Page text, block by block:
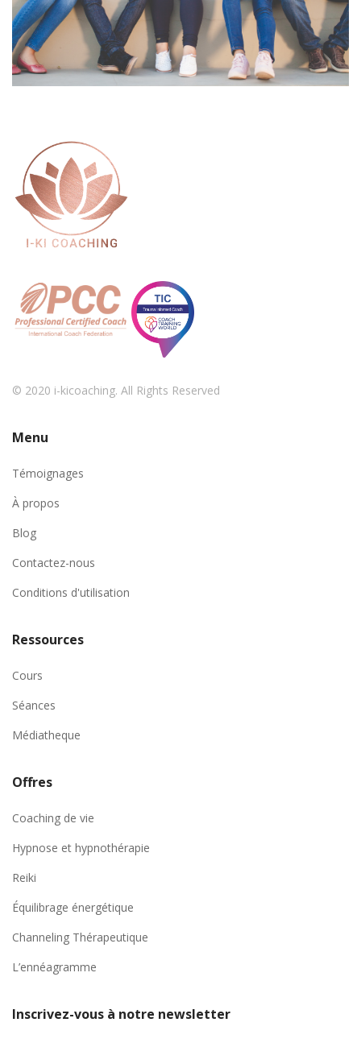
© 2020 i-kicoaching. All Rights Reserved
Menu
Témoignages
À propos
Blog
Contactez-nous
Conditions d'utilisation
Ressources
Cours
Séances
Médiatheque
Offres
Coaching de vie
Hypnose et hypnothérapie
Reiki
Équilibrage énergétique
Channeling Thérapeutique
L’ennéagramme
Inscrivez-vous à notre newsletter